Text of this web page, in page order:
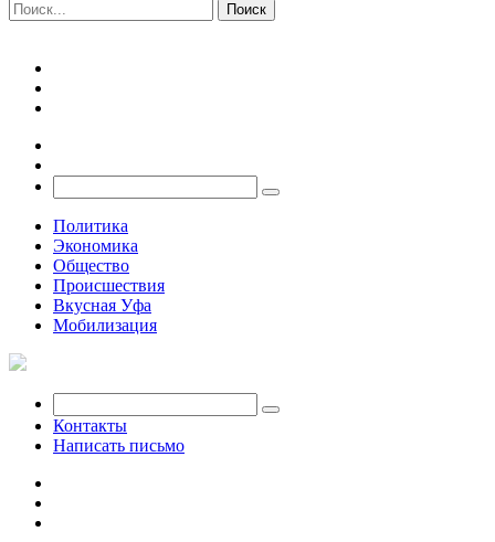
Политика
Экономика
Общество
Происшествия
Вкусная Уфа
Мобилизация
Контакты
Написать письмо